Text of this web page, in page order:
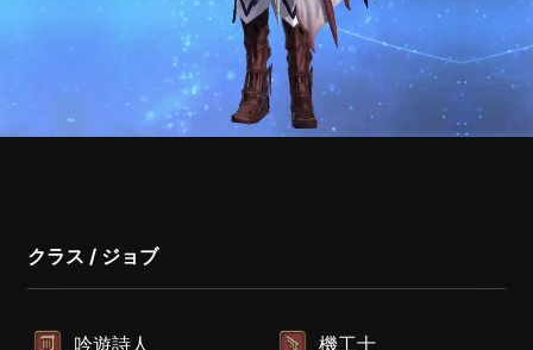
クラス / ジョブ
吟遊詩人 機工士